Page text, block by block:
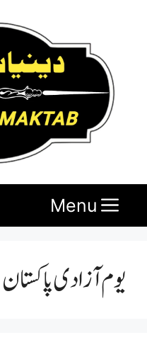
Menu
یوم آزادی پاکستان